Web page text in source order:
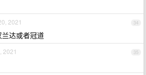
34
2021
达或者冠道
35
2021